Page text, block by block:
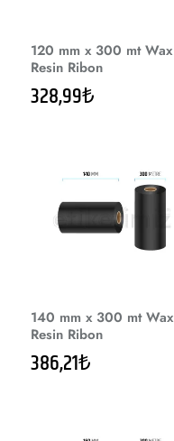
120 mm x 300 mt Wax
Resin Ribon
328,99₺
140 mm x 300 mt Wax
Resin Ribon
386,21₺